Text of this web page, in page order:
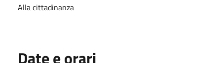
Alla cittadinanza
Date e orari